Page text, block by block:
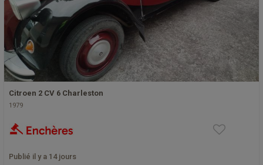
Citroen 2 CV 6 Charleston
1979
Publié il y a 14 jours